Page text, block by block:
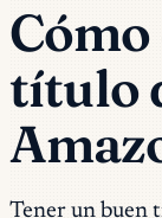
título
Tener un buen